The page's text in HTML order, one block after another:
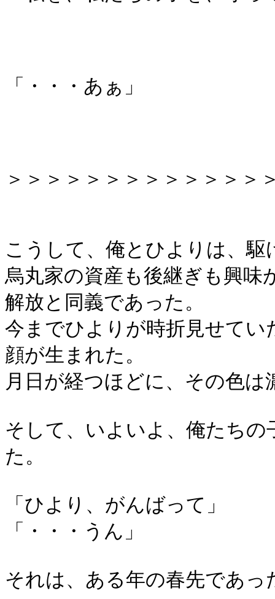
「・・・あぁ」
＞＞＞＞＞＞＞＞＞＞＞＞＞
こうして、俺とひよりは、駆
烏丸家の資産も後継ぎも興
解放と同義であった。
今までひよりが時折見せてい
顔が生まれた。
月日が経つほどに、その色は
そして、いよいよ、俺たち
た。
「ひより、がんばって」
「・・・うん」
それは、ある年の春先であっ